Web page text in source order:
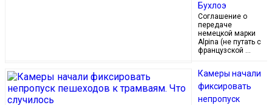
Бухлоэ
Соглашение о
передаче
немецкой марки
Alpina (не путать с
французской …
Камеры начали
фиксировать
непропуск